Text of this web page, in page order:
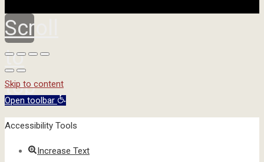
Scroll
to
top
Skip to content
Open toolbar
Accessibility Tools
Increase Text